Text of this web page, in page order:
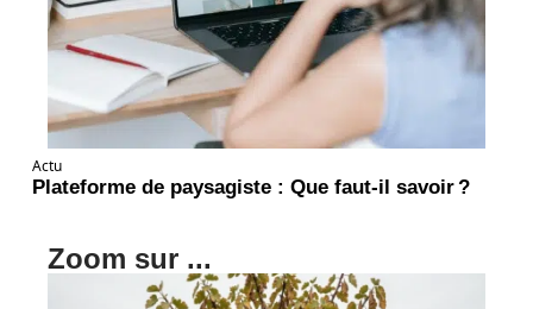
Actu
Plateforme de paysagiste : Que faut-il savoir ?
Zoom sur ...